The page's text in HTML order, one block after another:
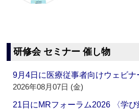
研修会 セミナー 催し物
9月4日に医療従事者向けウェビ
2026年08月07日 (金)
21日にMRフォーラム2026 〈学び